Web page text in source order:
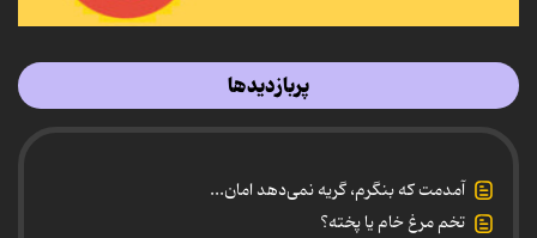
پربازدیدها
آمدمت که بنگرم، گریه نمی‌دهد امان...
تخم مرغ خام یا پخته؟